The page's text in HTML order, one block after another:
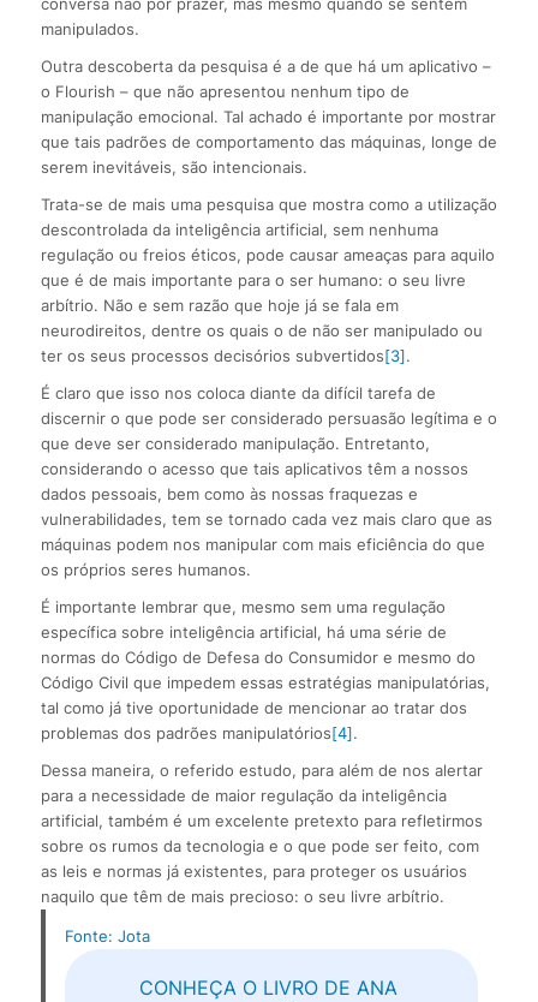
conversa não por prazer, mas mesmo quando se sentem
manipulados.
Outra descoberta da pesquisa é a de que há um aplicativo –
o Flourish – que não apresentou nenhum tipo de
manipulação emocional. Tal achado é importante por mostrar
que tais padrões de comportamento das máquinas, longe de
serem inevitáveis, são intencionais.
Trata-se de mais uma pesquisa que mostra como a utilização
descontrolada da inteligência artificial, sem nenhuma
regulação ou freios éticos, pode causar ameaças para aquilo
que é de mais importante para o ser humano: o seu livre
arbítrio. Não e sem razão que hoje já se fala em
neurodireitos, dentre os quais o de não ser manipulado ou
ter os seus processos decisórios subvertidos[3].
É claro que isso nos coloca diante da difícil tarefa de
discernir o que pode ser considerado persuasão legítima e o
que deve ser considerado manipulação. Entretanto,
considerando o acesso que tais aplicativos têm a nossos
dados pessoais, bem como às nossas fraquezas e
vulnerabilidades, tem se tornado cada vez mais claro que as
máquinas podem nos manipular com mais eficiência do que
os próprios seres humanos.
É importante lembrar que, mesmo sem uma regulação
específica sobre inteligência artificial, há uma série de
normas do Código de Defesa do Consumidor e mesmo do
Código Civil que impedem essas estratégias manipulatórias,
tal como já tive oportunidade de mencionar ao tratar dos
problemas dos padrões manipulatórios[4].
Dessa maneira, o referido estudo, para além de nos alertar
para a necessidade de maior regulação da inteligência
artificial, também é um excelente pretexto para refletirmos
sobre os rumos da tecnologia e o que pode ser feito, com
as leis e normas já existentes, para proteger os usuários
naquilo que têm de mais precioso: o seu livre arbítrio.
Fonte: Jota
CONHEÇA O LIVRO DE ANA